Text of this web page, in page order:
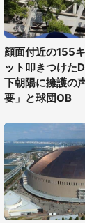
顔面付近の155
ット叩きつけた
下朝陽に擁護の
要」と球団OB